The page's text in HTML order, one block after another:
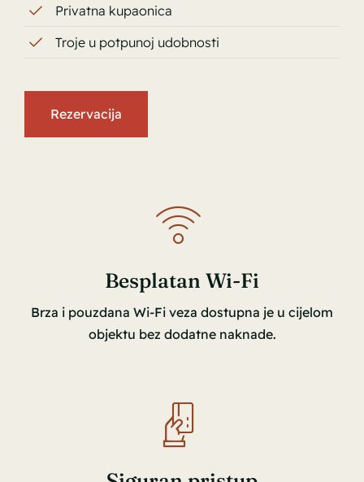
Privatna kupaonica
Troje u potpunoj udobnosti
Rezervacija
Besplatan Wi-Fi
Brza i pouzdana Wi-Fi veza dostupna je u cijelom
objektu bez dodatne naknade.